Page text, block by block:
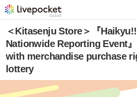
＜Kitasenju Store＞『
Nationwide Reporting Event
with merchandise purchase
lottery